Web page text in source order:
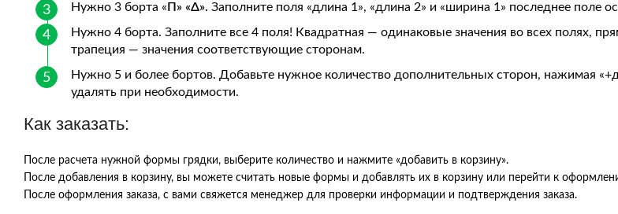
Нужно 3 борта « П» «Δ». Заполните поля «длина 1», «длина 2» и «ширина 1» последнее поле
Нужно 4 борта. Заполните все 4 поля! Квадратная — одинаковые значения во всех полях,
трапеция — значения соответствующие сторонам.
Нужно 5 и более бортов. Добавьте нужное количество дополнительных сторон, нажимая
удалять при необходимости.
Как заказать:
После расчета нужной формы грядки, выберите количество и нажмите «добавить в корзину».
После добавления в корзину, вы можете считать новые формы и добавлять их в корзину или перейти к
После оформления заказа, с вами свяжется менеджер для проверки информации и подтверждения заказа.